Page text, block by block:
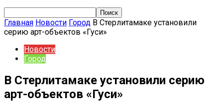
Главная Новости Город В Стерлитамаке установили
серию арт-объектов «Гуси»
Новости
Город
В Стерлитамаке установили серию
арт-объектов «Гуси»